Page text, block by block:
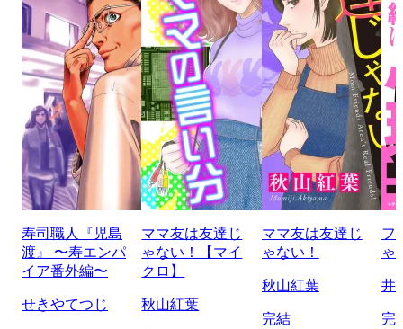
寿司職人『児島
渡』 〜寿エンパ
イア番外編〜
せきやてつじ
ママ友は友達じ
ゃない！【マイ
クロ】
秋山紅葉
ママ友は友達じ
ゃない！
秋山紅葉
完結
フ
ゃ
井
完